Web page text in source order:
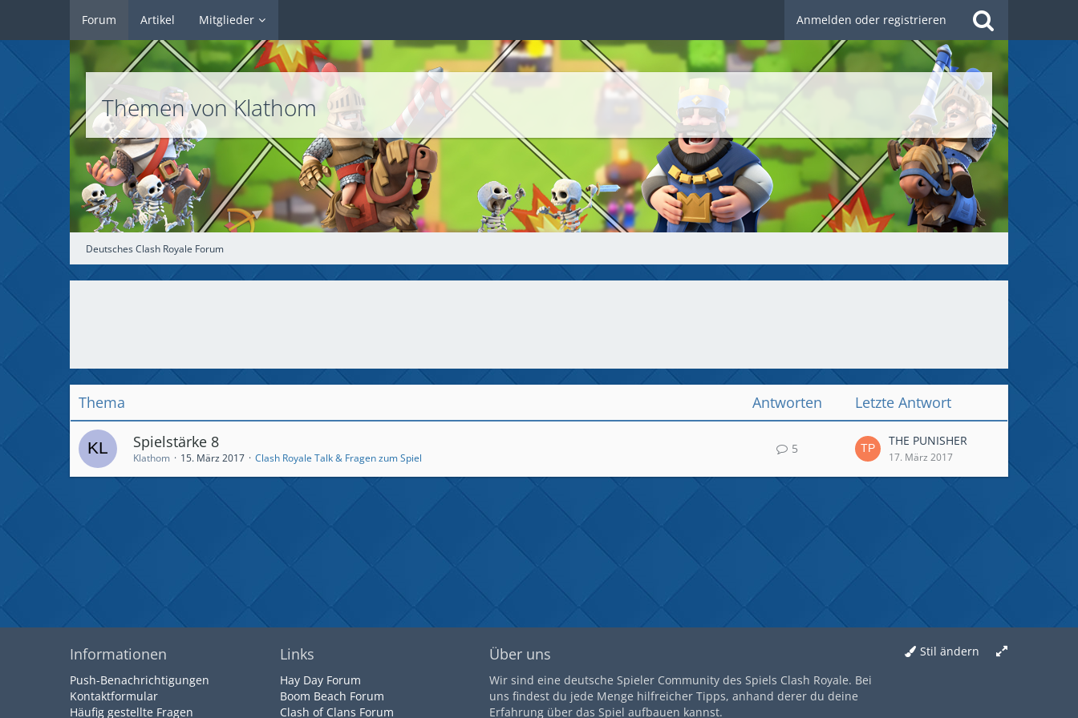
Forum Artikel Mitglieder Anmelden oder registrieren
Deutsches Clash Royale Forum
Themen von Klathom
Thema Antworten Letzte Antwort
Spielstärke 8
Klathom 15. März 2017 Clash Royale Talk & Fragen zum Spiel
5
THE PUNISHER
17. März 2017
Stil ändern
Informationen
Push-Benachrichtigungen
Kontaktformular
Häufig gestellte Fragen
Links
Hay Day Forum
Boom Beach Forum
Clash of Clans Forum
Über uns
Wir sind eine deutsche Spieler Community des Spiels Clash Royale. Bei
uns findest du jede Menge hilfreicher Tipps, anhand derer du deine
Erfahrung über das Spiel aufbauen kannst.